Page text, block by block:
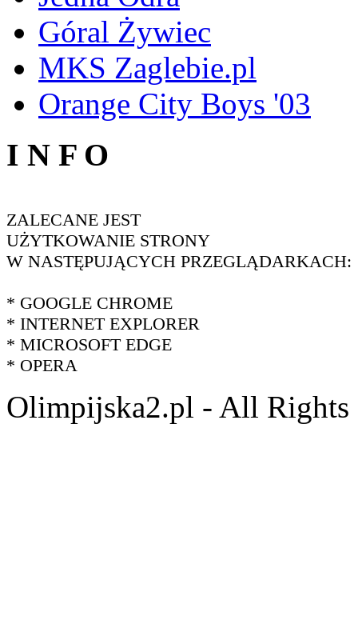
Góral Żywiec
MKS Zaglebie.pl
Orange City Boys '03
I N F O
ZALECANE JEST
UŻYTKOWANIE STRONY
W NASTĘPUJĄCYCH PRZEGLĄDARKACH:
* GOOGLE CHROME
* INTERNET EXPLORER
* MICROSOFT EDGE
* OPERA
Olimpijska2.pl - All Rights